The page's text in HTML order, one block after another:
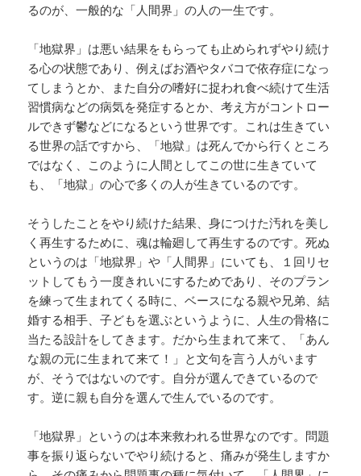
るのが、一般的な「人間界」の人の一生です。
「地獄界」は悪い結果をもらっても止められずやり続け
る心の状態であり、例えばお酒やタバコで依存症になっ
てしまうとか、また自分の嗜好に捉われ食べ続けて生活
習慣病などの病気を発症するとか、考え方がコントロー
ルできず鬱などになるという世界です。これは生きてい
る世界の話ですから、「地獄」は死んでから行くところ
ではなく、このように人間としてこの世に生きていて
も、「地獄」の心で多くの人が生きているのです。
そうしたことをやり続けた結果、身につけた汚れを美し
く再生するために、魂は輪廻して再生するのです。死ぬ
というのは「地獄界」や「人間界」にいても、１回リセ
ットしてもう一度きれいにするためであり、そのプラン
を練って生まれてくる時に、ベースになる親や兄弟、結
婚する相手、子どもを選ぶというように、人生の骨格に
当たる設計をしてきます。だから生まれて来て、「あん
な親の元に生まれて来て！」と文句を言う人がいます
が、そうではないのです。自分が選んできているので
す。逆に親も自分を選んで生んでいるのです。
「地獄界」というのは本来救われる世界なのです。問題
事を振り返らないでやり続けると、痛みが発生しますか